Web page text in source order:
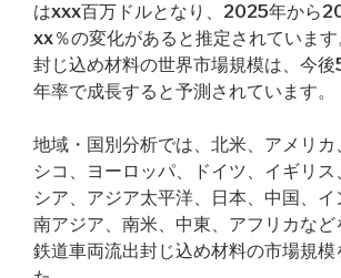
はxxx百万ドルとなり、2025年から
xx％の変化があると推定されていま
封じ込め材料の世界市場規模は、今
年率で成長すると予測されています。
地域・国別分析では、北米、アメリカ
シコ、ヨーロッパ、ドイツ、イギリス
シア、アジア太平洋、日本、中国、
南アジア、南米、中東、アフリカなど
鉄道車両流出封じ込め材料の市場規模